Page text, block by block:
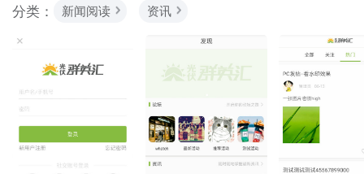
分类：
新闻阅读 资讯